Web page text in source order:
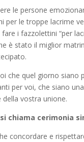
le persone
per le troppe lacrime
i fazzolettini “per
è stato il miglior
che quel giorno siano
per voi, che siano
vostra unione.
chiama cerimonia
concordare e